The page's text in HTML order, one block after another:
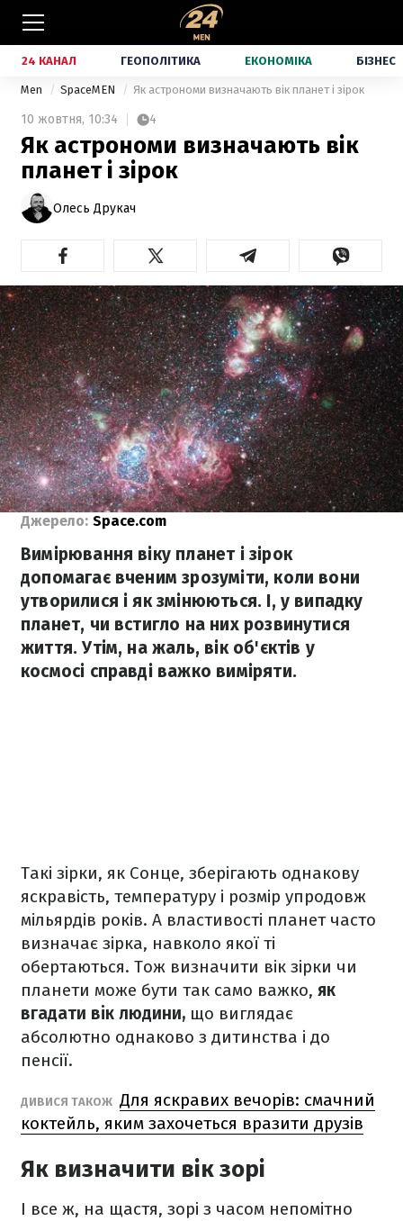
24 КАНАЛ ГЕОПОЛІТИКА ЕКОНОМІКА БІЗНЕС
Men SpaceMEN Як астрономи визначають вік планет і зірок
10 жовтня, 10:34 4
Як астрономи визначають вік
планет і зірок
Олесь Друкач
Джерело: Space.com
Вимірювання віку планет і зірок
допомагає вченим зрозуміти, коли вони
утворилися і як змінюються. І, у випадку
планет, чи встигло на них розвинутися
життя. Утім, на жаль, вік об'єктів у
космосі справді важко виміряти.
Такі зірки, як Сонце, зберігають однакову
яскравість, температуру і розмір упродовж
мільярдів років. А властивості планет часто
визначає зірка, навколо якої ті
обертаються. Тож визначити вік зірки чи
планети може бути так само важко, як
вгадати вік людини, що виглядає
абсолютно однаково з дитинства і до
пенсії.
ДИВИСЯ ТАКОЖ Для яскравих вечорів: смачний
коктейль, яким захочеться вразити друзів
Як визначити вік зорі
І все ж, на щастя, зорі з часом непомітно